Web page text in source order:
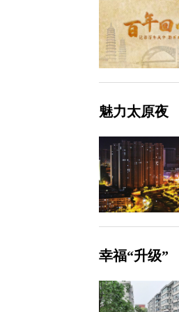
魅力太原夜
幸福“升级”